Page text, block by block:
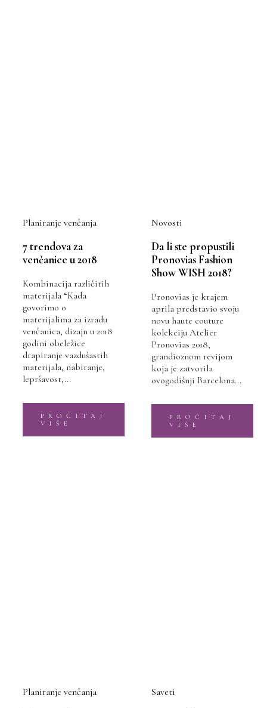
Planiranje venčanja
7 trendova za
venčanice u 2018
Kombinacija različitih
materijala “Kada
govorimo o
materijalima za izradu
venčanica, dizajn u 2018
godini obeležice
drapiranje vazdušastih
materijala, nabiranje,
lepršavost,...
PROČITAJ
VIŠE
Novosti
Da li ste propustili
Pronovias Fashion
Show WISH 2018?
Pronovias je krajem
aprila predstavio svoju
novu haute couture
kolekciju Atelier
Pronovias 2018,
grandioznom revijom
koja je zatvorila
ovogodišnji Barcelona...
PROČITAJ
VIŠE
Planiranje venčanja Saveti